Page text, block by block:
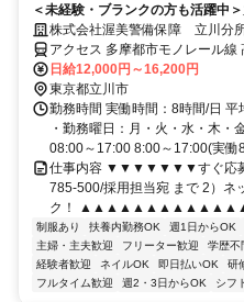
＜未経験・ブランクの方も活躍中
給日払い♪入社祝い金3万円支給◎
株式会社渥美警備保障 立川分
アクセス 多摩都市モノレール
モノレール線 立飛南側改札口徒
体育館徒歩約15分
日給12,000円～16,200円
東京都立川市
勤務時間 実働時間：8時間/日
・勤務曜日：月・火・水・木・
08:00～17:00 8:00～17:00(実働
仕事内容 ▼▼▼▼▼▼▼すぐ応
785-500/採用担当宛 まで 2）ネ
ク！
制服あり 扶養内勤務OK 週1日からOK
主婦・主夫歓迎
フリーター歓迎 学歴不
経験者歓迎
ネイルOK 即日払いOK 研
フルタイム歓迎
週2・3日からOK シフ